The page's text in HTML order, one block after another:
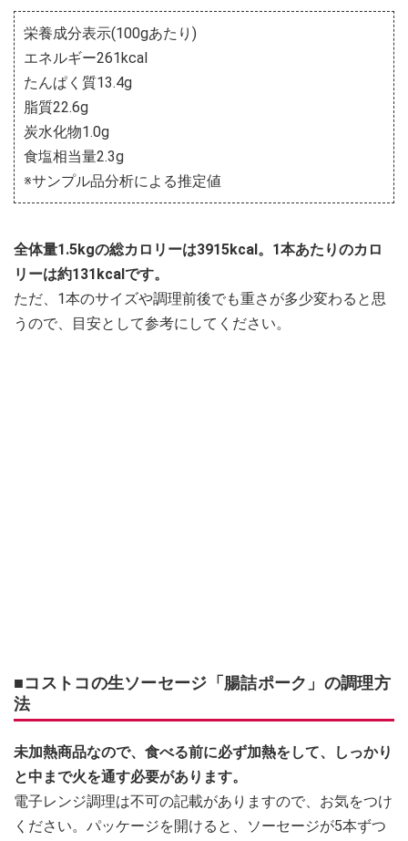
栄養成分表示(100gあたり)
エネルギー261kcal
たんぱく質13.4g
脂質22.6g
炭水化物1.0g
食塩相当量2.3g
※サンプル品分析による推定値
全体量1.5kgの総カロリーは3915kcal。1本あたりのカロ
リーは約131kcalです。
ただ、1本のサイズや調理前後でも重さが多少変わると思
うので、目安として参考にしてください。
■コストコの生ソーセージ「腸詰ポーク」の調理方
法
未加熱商品なので、食べる前に必ず加熱をして、しっかり
と中まで火を通す必要があります。
電子レンジ調理は不可の記載がありますので、お気をつけ
ください。パッケージを開けると、ソーセージが5本ずつ